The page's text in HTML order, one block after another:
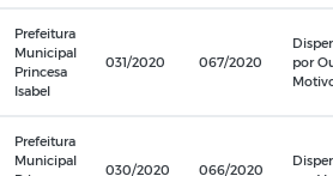
Prefeitura
Municipal
Princesa
Isabel
031/2020 067/2020
por
Prefeitura
Municipal
030/2020 066/2020